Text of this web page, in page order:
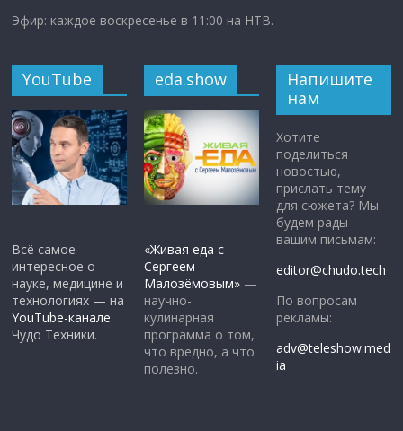
Эфир: каждое воскресенье в 11:00 на НТВ.
YouTube
Всё самое
интересное о
науке, медицине и
технологиях — на
YouTube-канале
Чудо Техники.
eda.show
«Живая еда с
Сергеем
Малозёмовым» —
научно-
кулинарная
программа о том,
что вредно, а что
полезно.
Напишите
нам
Хотите
поделиться
новостью,
прислать тему
для сюжета? Мы
будем рады
вашим письмам:
editor@chudo.tech
По вопросам
рекламы:
adv@teleshow.med
ia